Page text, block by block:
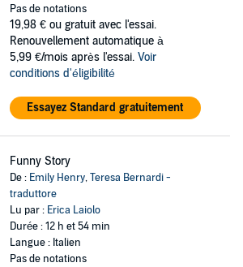
Pas de notations
19,98 € ou gratuit avec l'essai.
Renouvellement automatique à
5,99 €/mois après l'essai. Voir
conditions d'éligibilité
Essayez Standard gratuitement
Funny Story
De : Emily Henry,Teresa Bernardi -
traduttore
Lu par : Erica Laiolo
Durée : 12 h et 54 min
Langue : Italien
Pas de notations